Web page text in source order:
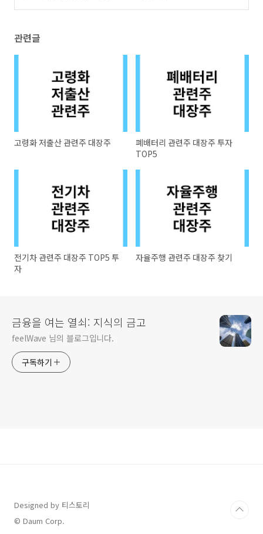
관련글
고령화 저출산 관련주 대장주
폐배터리 관련주 대장주 투자
TOP5
전기차 관련주 대장주 TOP5 투
자
자율주행 관련주 대장주 찾기
금융을 여는 열쇠: 지식의 금고
feelWave 님의 블로그입니다.
구독하기
Designed by 티스토리
© Daum Corp.